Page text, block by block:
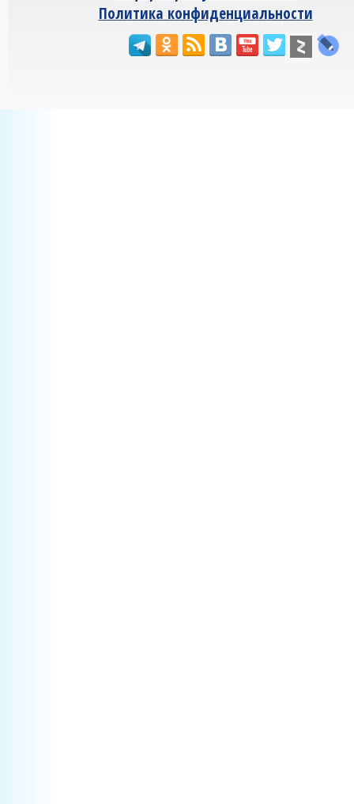
Политика конфиденциальности